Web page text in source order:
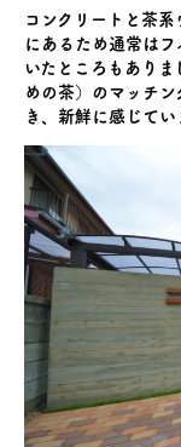
コンクリートと茶
にあるため通常は
いたところもあり
めの茶）のマッチ
き、新鮮に感じてい